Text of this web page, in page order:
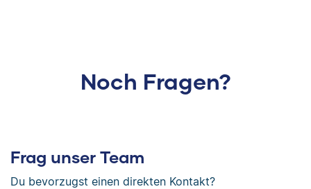
Noch Fragen?
Frag unser Team
Du bevorzugst einen direkten Kontakt?